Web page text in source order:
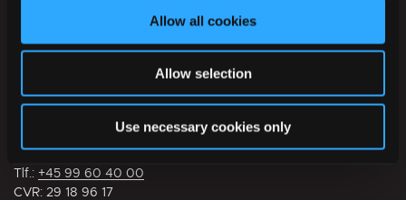
Allow all cookies
Allow selection
Use necessary cookies only
Ikast-Brande Kommune
Tlf.: +45 99 60 40 00
CVR: 29 18 96 17